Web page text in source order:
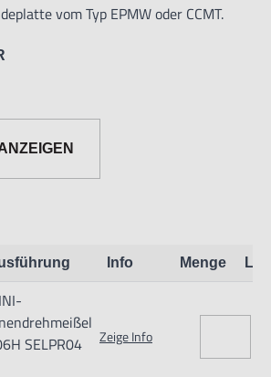
vom Typ EPMW oder CCMT.
Verwendungszweck geeignet.
kann zu Schäden und
Info Menge
SELPR04
Zeige Info